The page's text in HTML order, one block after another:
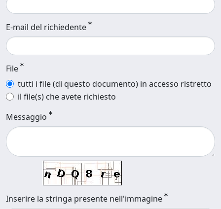
E-mail del richiedente
File
tutti i file (di questo documento) in accesso ristretto
il file(s) che avete richiesto
Messaggio
Inserire la stringa presente nell'immagine